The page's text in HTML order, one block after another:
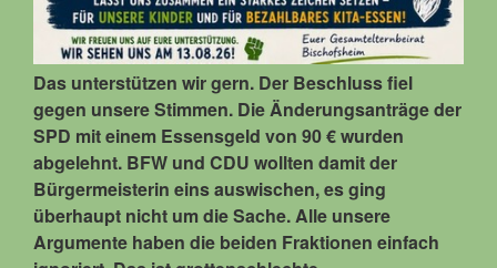
Das unterstützen wir gern. Der Beschluss fiel
gegen unsere Stimmen. Die Änderungsanträge der
SPD mit einem Essensgeld von 90 € wurden
abgelehnt. BFW und CDU wollten damit der
Bürgermeisterin eins auswischen, es ging
überhaupt nicht um die Sache. Alle unsere
Argumente haben die beiden Fraktionen einfach